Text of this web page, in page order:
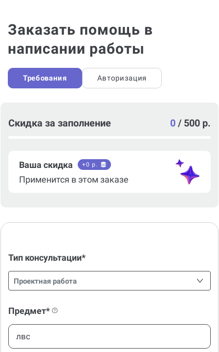
Заказать помощь в
написании работы
Требования Авторизация
Скидка за заполнение 0 / 500 р.
Ваша скидка +0 р.
Применится в этом заказе
Тип консультации*
Проектная работа
Предмет*